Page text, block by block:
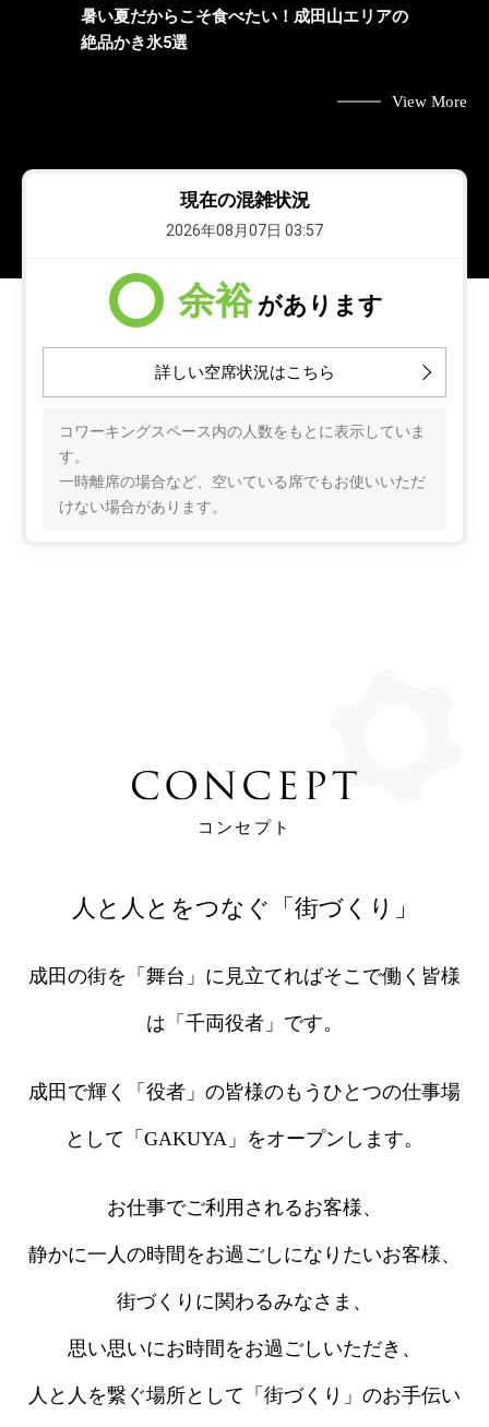
暑い夏だからこそ食べたい！成田山エリアの
絶品かき氷5選
View More
現在の混雑状況
2026年08月07日 03:57
余裕 があります
詳しい空席状況はこちら
コワーキングスペース内の人数をもとに表示していま
す。
一時離席の場合など、空いている席でもお使いいただ
けない場合があります。
コンセプト
人と人とをつなぐ「街づくり」
成田の街を「舞台」に見立てればそこで働く皆様
は「千両役者」です。
成田で輝く「役者」の皆様のもうひとつの仕事場
として 「GAKUYA」をオープンします。
お仕事でご利用されるお客様、
静かに一人の時間をお過ごしになりたいお客様、
街づくりに関わるみなさま、
思い思いにお時間をお過ごしいただき、
人と人を繋ぐ場所として「街づくり」のお手伝い